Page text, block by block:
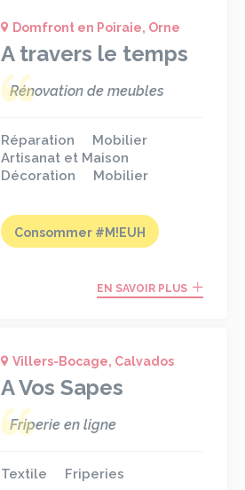
Domfront en Poiraie, Orne
A travers le temps
Rénovation de meubles
Réparation
Mobilier
Artisanat et Maison
Décoration
Mobilier
Consommer #M!EUH
EN SAVOIR PLUS
Villers-Bocage, Calvados
A Vos Sapes
Friperie en ligne
Textile Friperies